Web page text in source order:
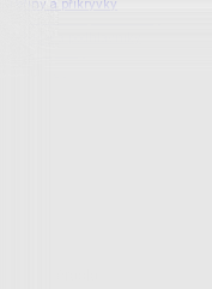
Peřiny a přikrývky